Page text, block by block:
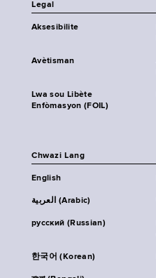
Legal
Aksesibilite
Avètisman
Lwa sou Libète
Enfòmasyon (FOIL)
Chwazi Lang
English
العربية (Arabic)
русский (Russian)
한국어 (Korean)